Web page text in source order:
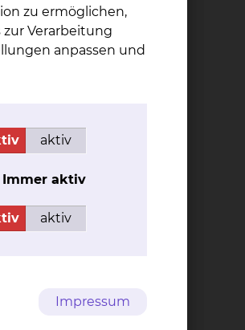
zu ermöglichen,
Verarbeitung
anpassen und
aktiv
Immer aktiv
aktiv
Impressum